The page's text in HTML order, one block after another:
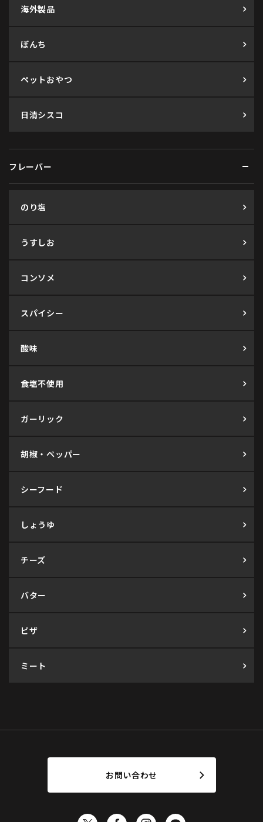
海外製品
ぼんち
ペットおやつ
日清シスコ
フレーバー
のり塩
うすしお
コンソメ
スパイシー
酸味
食塩不使用
ガーリック
胡椒・ペッパー
シーフード
しょうゆ
チーズ
バター
ピザ
ミート
お問い合わせ